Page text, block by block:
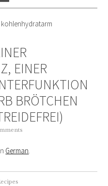
EINER
BRÖTCHEN
German.